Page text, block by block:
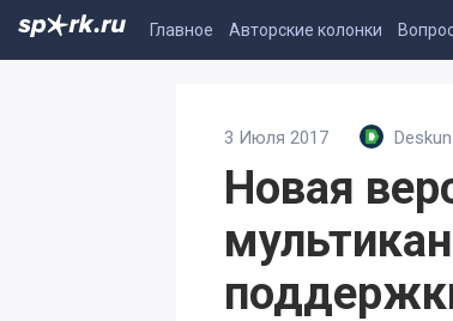
Главное Авторские колонки
3 Июля 2017 Deskun
Новая